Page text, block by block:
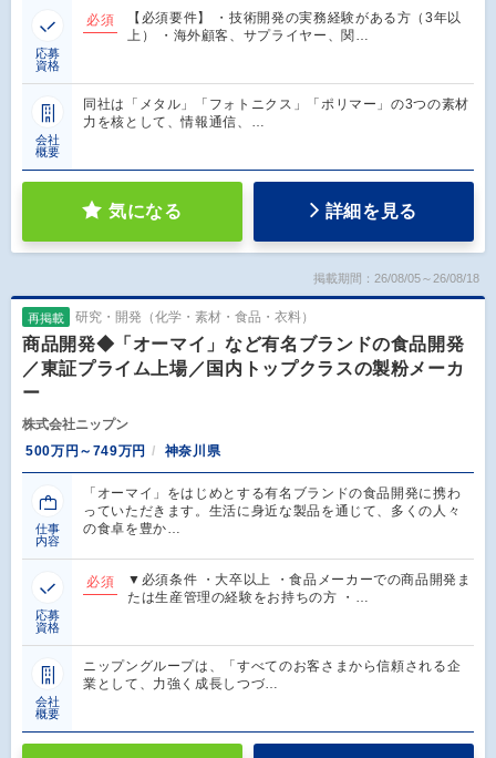
応募
資格
必須
【必須要件】 ・技術開発の実務経験がある方（3年以
上） ・海外顧客、サプライヤー、関…
会社
概要
同社は「メタル」「フォトニクス」「ポリマー」の3つの素材
力を核として、情報通信、…
気になる 詳細を見る
掲載期間：26/08/05～26/08/18
再掲載 研究・開発（化学・素材・食品・衣料）
商品開発◆「オーマイ」など有名ブランドの食品開発
／東証プライム上場／国内トップクラスの製粉メーカ
ー
株式会社ニップン
500万円～749万円
神奈川県
仕事
内容
「オーマイ」をはじめとする有名ブランドの食品開発に携わ
っていただきます。生活に身近な製品を通じて、多くの人々
の食卓を豊か…
応募
資格
必須
▼必須条件 ・大卒以上 ・食品メーカーでの商品開発ま
たは生産管理の経験をお持ちの方 ・…
会社
概要
ニップングループは、「すべてのお客さまから信頼される企
業として、力強く成長しつづ…